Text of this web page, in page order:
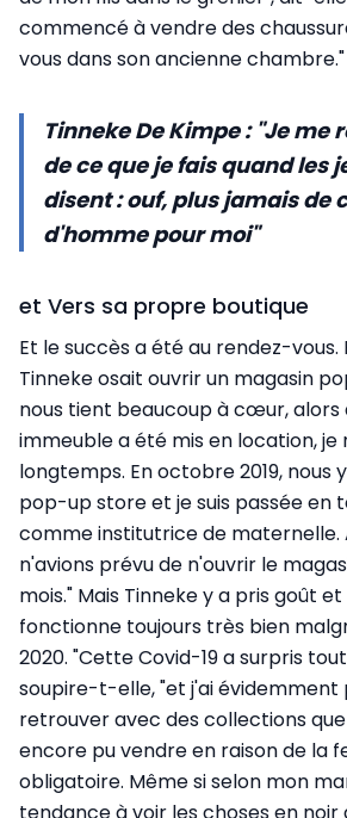
commencé à vendre des
vous dans son ancienne chambre."
Tinneke De Kimpe : "Je me
de ce que je fais quand les
disent : ouf, plus jamais de
d'homme pour moi"
et Vers sa propre boutique
Et le succès a été au rendez-vous.
Tinneke osait ouvrir un magasin
nous tient beaucoup à cœur, alors
immeuble a été mis en location, je
longtemps. En octobre 2019, nous
pop-up store et je suis passée en
comme institutrice de maternelle.
n'avions prévu de n'ouvrir le
mois." Mais Tinneke y a pris goût
fonctionne toujours très bien
2020. "Cette Covid-19 a surpris
soupire-t-elle, "et j'ai évidemment
retrouver avec des collections
encore pu vendre en raison de la
obligatoire. Même si selon mon
tendance à voir les choses en noir